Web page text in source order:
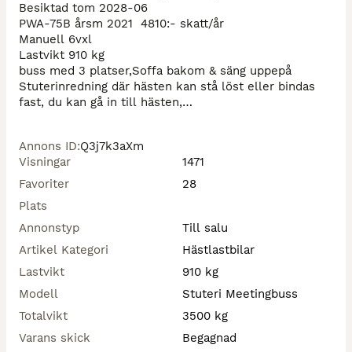
Besiktad tom 2028-06
PWA-75B årsm 2021  4810:- skatt/år
Manuell 6vxl
Lastvikt 910 kg
buss med 3 platser,Soffa bakom & säng uppepå
Stuterinredning där hästen kan stå löst eller bindas
fast, du kan gå in till hästen,
Alufälgar med åretrunthjul
Blåtandstereo
2xkamera & lysen i hästdelen + fläkt
Leverans möjlig
Vikaenterprise AB Falun
070-7144070 Niclas
Vikaenterprise se
3950:- / mån vi tar inbyten så som hästsläp , bussar &
bilar.
Annons ID:Q3j7k3aXm
Visningar
1471
Favoriter
28
Plats
Annonstyp
Till salu
Artikel Kategori
Hästlastbilar
Lastvikt
910 kg
Modell
Stuteri Meetingbuss
Totalvikt
3500 kg
Varans skick
Begagnad